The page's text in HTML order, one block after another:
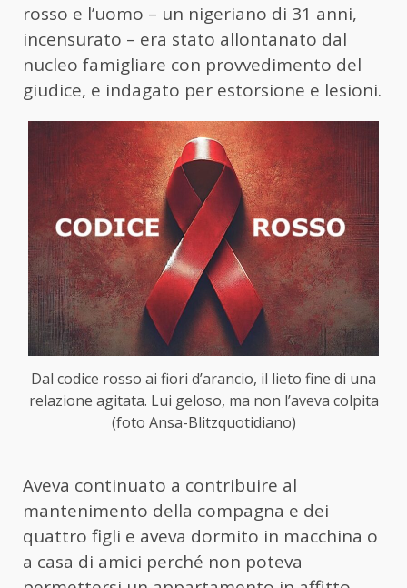
rosso e l’uomo – un nigeriano di 31 anni,
incensurato – era stato allontanato dal
nucleo famigliare con provvedimento del
giudice, e indagato per estorsione e lesioni.
Dal codice rosso ai fiori d’arancio, il lieto fine di una
relazione agitata. Lui geloso, ma non l’aveva colpita
(foto Ansa-Blitzquotidiano)
Aveva continuato a contribuire al
mantenimento della compagna e dei
quattro figli e aveva dormito in macchina o
a casa di amici perché non poteva